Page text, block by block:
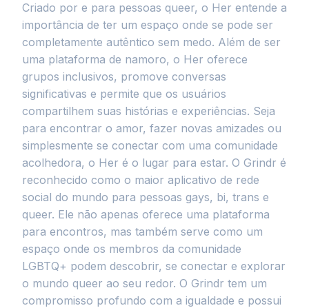
Criado por e para pessoas queer, o Her entende a
importância de ter um espaço onde se pode ser
completamente autêntico sem medo. Além de ser
uma plataforma de namoro, o Her oferece
grupos inclusivos, promove conversas
significativas e permite que os usuários
compartilhem suas histórias e experiências. Seja
para encontrar o amor, fazer novas amizades ou
simplesmente se conectar com uma comunidade
acolhedora, o Her é o lugar para estar. O Grindr é
reconhecido como o maior aplicativo de rede
social do mundo para pessoas gays, bi, trans e
queer. Ele não apenas oferece uma plataforma
para encontros, mas também serve como um
espaço onde os membros da comunidade
LGBTQ+ podem descobrir, se conectar e explorar
o mundo queer ao seu redor. O Grindr tem um
compromisso profundo com a igualdade e possui